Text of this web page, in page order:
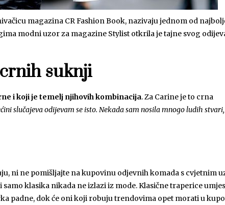
magazina CR Fashion Book, nazivaju jednom od
modni uzor za magazine Stylist otkrila je tajne svog
suknji
i koji je temelj njihovih kombinacija. Za Carine je to crna
slučajeva odijevam se isto. Nekada sam nosila mnogo ludih
ni ne pomišljajte na kupovinu odjevnih komada s cvjetnim
klasika nikada ne izlazi iz mode. Klasične traperice
padne, dok će oni koji robuju trendovima opet morati u